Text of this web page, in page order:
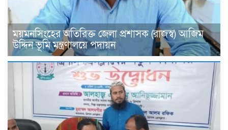
ময়মনসিংহের অতিরিক্ত জেলা প্রশাসক (রাজস্ব) আজিম
উদ্দিন ভূমি মন্ত্রণালয়ে পদায়ন